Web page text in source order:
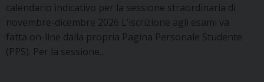
calendario indicativo per la sessione straordinaria di
novembre-dicembre 2026 L’iscrizione agli esami va
fatta on-line dalla propria Pagina Personale Studente
(PPS). Per la sessione...